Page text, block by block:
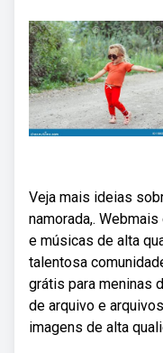
Veja mais ideias
namorada,.
e músicas de alta
talentosa
grátis para meninas
de arquivo e
imagens de alta